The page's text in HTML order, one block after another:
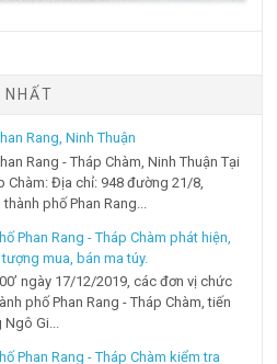
NHẤT
Rang, Ninh Thuận
Rang - Tháp Chàm, Ninh Thuận Tại
Chàm: Địa chỉ: 948 đường 21/8,
phố Phan Rang...
Phan Rang - Tháp Chàm phát hiện,
mua, bán ma túy.
ngày 17/12/2019, các đơn vị chức
phố Phan Rang - Tháp Chàm, tiến
Ngô Gi...
Phan Rang - Tháp Chàm kiểm tra